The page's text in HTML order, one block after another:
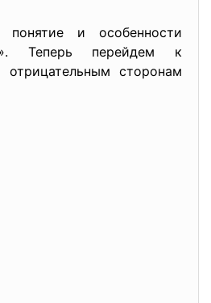
и особенности
Теперь перейдем к
сторонам